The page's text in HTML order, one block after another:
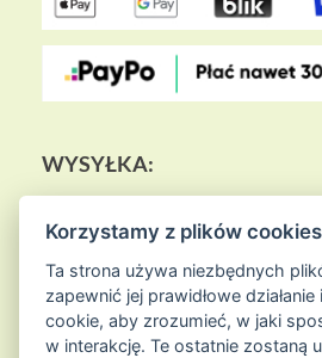
WYSYŁKA:
Korzystamy z plików
Ta strona używa niezbędnych
zapewnić jej prawidłowe
cookie, aby zrozumieć, w jaki
w interakcję. Te ostatnie zostaną